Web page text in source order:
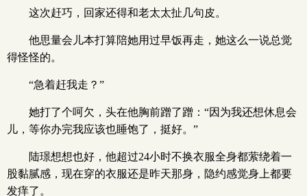
这次赶巧，回家还得和老太太扯几句皮。
他思量会儿本打算陪她用过早饭再走，她这么一说总觉
得怪怪的。
“急着赶我走？”
她打了个呵欠，头在他胸前蹭了蹭：“因为我还想休息会
儿，等你办完我应该也睡饱了，挺好。”
陆璟想想也好，他超过24小时不换衣服全身都萦绕着一
股黏腻感，现在穿的衣服还是昨天那身，隐约感觉身上都要
发痒了。